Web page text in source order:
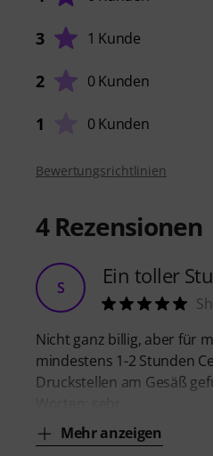
3 1 Kunde
2 0 Kunden
1 0 Kunden
Bewertungsrichtlinien
4Rezensionen
S Ein toller
Nicht ganz billig, aber für
mindestens 1-2 Stunden
Druckstellen am Gesäß
Mehr anzeigen